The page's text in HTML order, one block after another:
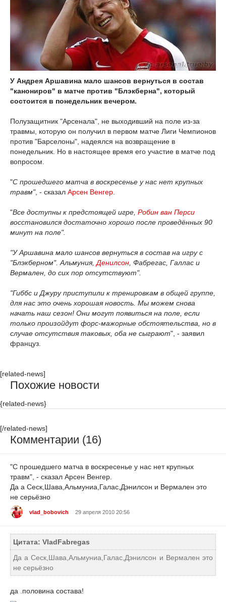
У Андрея Аршавина мало шансов вернуться в состав
"канониров" в матче против "Блэкберна", который
состоится в понедельник вечером.
Полузащитник "Арсенала", не выходивший на поле из-за
травмы, которую он получил в первом матче Лиги Чемпионов
против "Барселоны", надеялся на возвращение в
понедельник. Но в настоящее время его участие в матче под
вопросом.
"С прошедшего матча в воскресенье у нас нет крупных
травм", - сказал Арсен Венгер
"Все доступны к предстоящей игре, Робин ван Перси
восстановился достаточно хорошо после проведённых 90
минут на поле".
"У Аршавина мало шансов вернуться в состав на игру с
"Блэкберном". Альмуния, Денилсон , Фабрегас, Галлас и
Вермален, до сих пор отсутствуют".
"Гиббс и Джуру приступили к тренировкам в общей группе,
для нас это очень хорошая новость. Мы можем снова
начать наш сезон! Они могут появиться на поле, если
только произойдут форс-мажорные обстоятельства, но в
случае отсутствия таковых, оба не сыграют", - заявил
француз.
[related-news]
Похожие новости
{related-news}
[/related-news]
Комментарии (16)
"С прошедшего матча в воскресенье у нас нет крупных
травм", - сказал Арсен Венгер.
Да а Сеск,Шава,Альмуниа,Галас,Дэнилсон и Вермален это
не серьёзно
vlad_bobovich 29 апреля 2010 20:56
Цитата: VladFabregas
Да а Сеск,Шава,Альмуниа,Галас,Дэнилсон и Вермален это
не серьёзно
да .половина состава!